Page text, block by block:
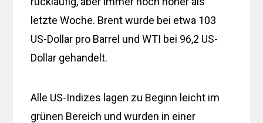
letzte Woche. Brent wurde bei etwa 103
US-Dollar pro Barrel und WTI bei 96,2 US-
Dollar gehandelt.
Alle US-Indizes lagen zu Beginn leicht im
grünen Bereich und wurden in einer